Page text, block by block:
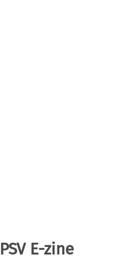
PSV E-zine